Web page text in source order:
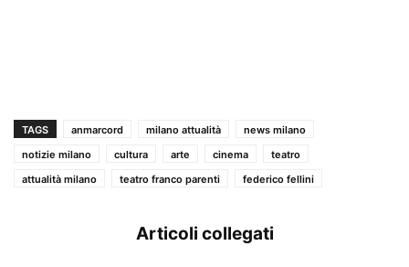
TAGS anmarcord milano attualità
news milano
notizie milano
cultura arte cinema
teatro
attualità milano
teatro franco parenti federico fellini
Articoli collegati